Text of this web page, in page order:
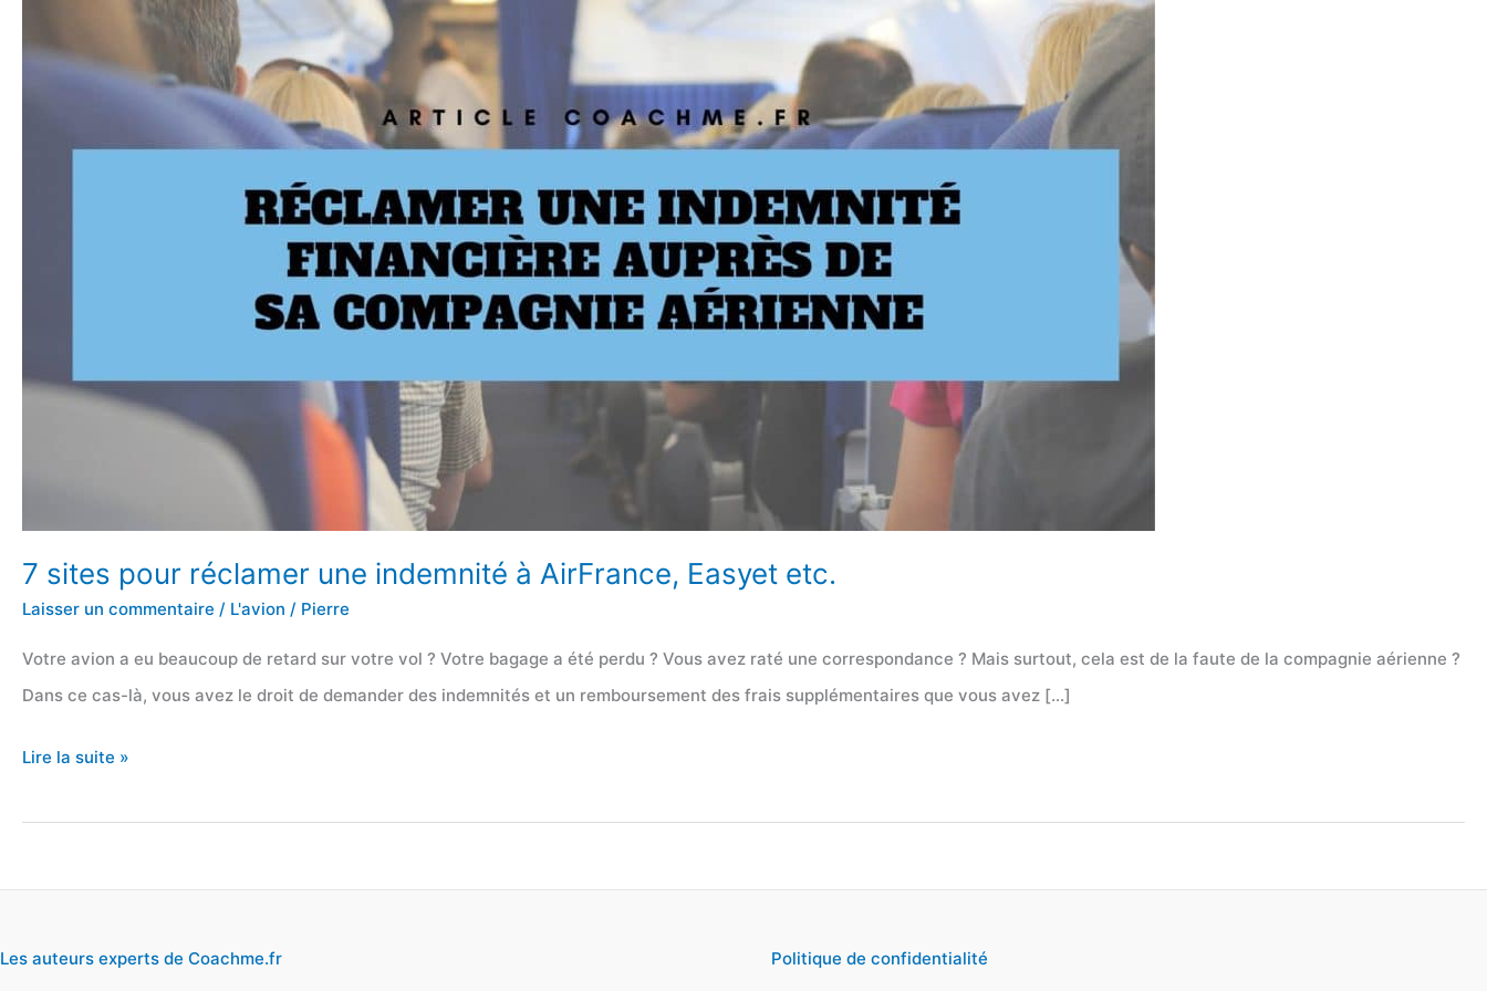
7 sites pour réclamer une indemnité à AirFrance, Easyet etc.
Laisser un commentaire / L'avion / Pierre
Votre avion a eu beaucoup de retard sur votre vol ? Votre bagage a été perdu ? Vous avez raté une correspondance ? Mais surtout, cela est de la faute de la compagnie aérienne ?
Dans ce cas-là, vous avez le droit de demander des indemnités et un remboursement des frais supplémentaires que vous avez […]
7
pour
Lire la suite »
Les auteurs experts de Coachme.fr Politique de confidentialité